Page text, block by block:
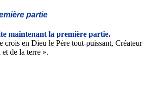
partie
maintenant la première partie.
crois en Dieu le Père tout-puissant, Créateur
de la terre ».